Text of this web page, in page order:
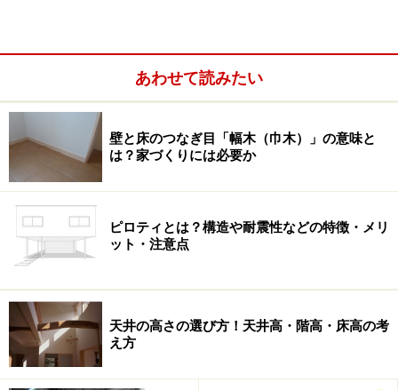
母親が少しでも快適な生活を送れるようにすることで
す。しかし、耐震性能の確保も欠かせませんでした。阪
神淡路大震災では全体の８割の人が建物の倒壊や家具の
転倒によって圧死しています。それだけに、住宅性能評
価「耐震等級３」（最高等級）の取得は必須でした。
あわせて読みたい
壁と床のつなぎ目「幅木（巾木）」の意味と
は？家づくりには必要か
ピロティとは？構造や耐震性などの特徴・メリ
ット・注意点
天井の高さの選び方！天井高・階高・床高の考
え方